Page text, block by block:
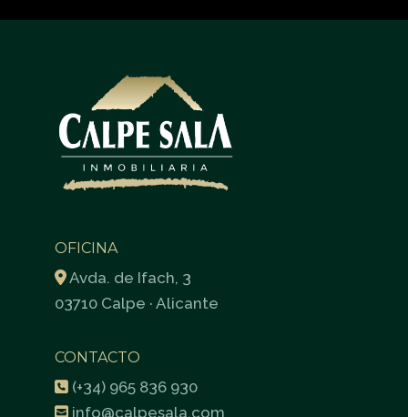
OFICINA
Avda. de Ifach, 3
03710 Calpe · Alicante
CONTACTO
(+34) 965 836 930
info@calpesala.com